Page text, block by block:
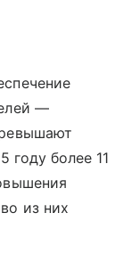
—
году более 11
из них